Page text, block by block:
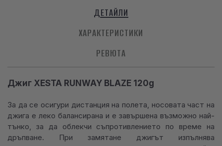
ДЕТАЙЛИ
ХАРАКТЕРИСТИКИ
РЕВЮТА
Джиг XESTA RUNWAY BLAZE 120g
За да се осигури дистанция на полета, носовата част на
джига е леко балансирана и е завършена възможно най-
тънко, за да облекчи съпротивлението по време на
дръпване. При замятане джигът изпълнява